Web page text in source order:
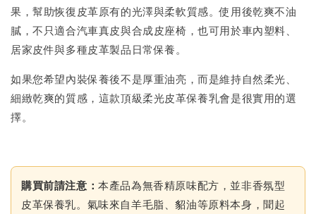
果，幫助恢復皮革原有的光澤與柔軟質感。使用後乾爽不油
膩，不只適合汽車真皮與合成皮座椅，也可用於車內塑料、
居家皮件與多種皮革製品日常保養。
如果您希望內裝保養後不是厚重油亮，而是維持自然柔光、
細緻乾爽的質感，這款頂級柔光皮革保養乳會是很實用的選
擇。
購買前請注意：本產品為無香精原味配方，並非香氛型
皮革保養乳。氣味來自羊毛脂、貂油等原料本身，聞起